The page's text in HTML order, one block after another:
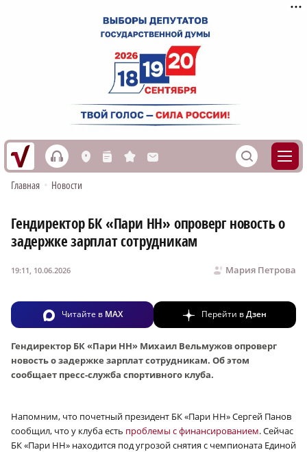
h L n s M S
Главная • Новости
Гендиректор БК «Пари НН» опроверг новость о
задержке зарплат сотрудникам
Мария Петрова
19:11, 10.06.2026
Читайте в MAX Перейти вДзен
Гендиректор БК «Пари НН» Михаил Вельмужов опроверг
новость о задержке зарплат сотрудникам. Об этом
сообщает пресс-служба спортивного клуба.
Напомним, что почетный президент БК «Пари НН» Сергей Панов
сообщил, что у клуба есть проблемы с финансированием. Сейчас
БК «Пари НН» находится под угрозой снятия с чемпионата Единой